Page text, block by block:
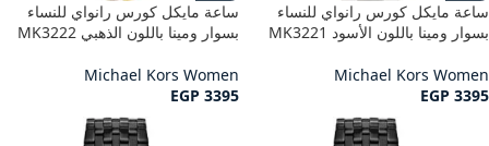
ساعة مايكل كورس رانواي للنساء
بسوار ومينا باللون الأسود MK3221
Michael Kors Women
EGP 3395
ساعة مايكل كورس رانواي للنساء
بسوار ومينا باللون الذهبي MK3222
Michael Kors Women
EGP 3395